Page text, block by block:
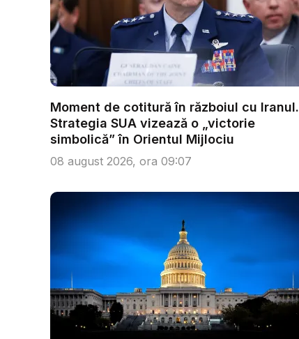
Moment de cotitură în războiul cu Iranul.
Strategia SUA vizează o „victorie
simbolică” în Orientul Mijlociu
08 august 2026, ora 09:07